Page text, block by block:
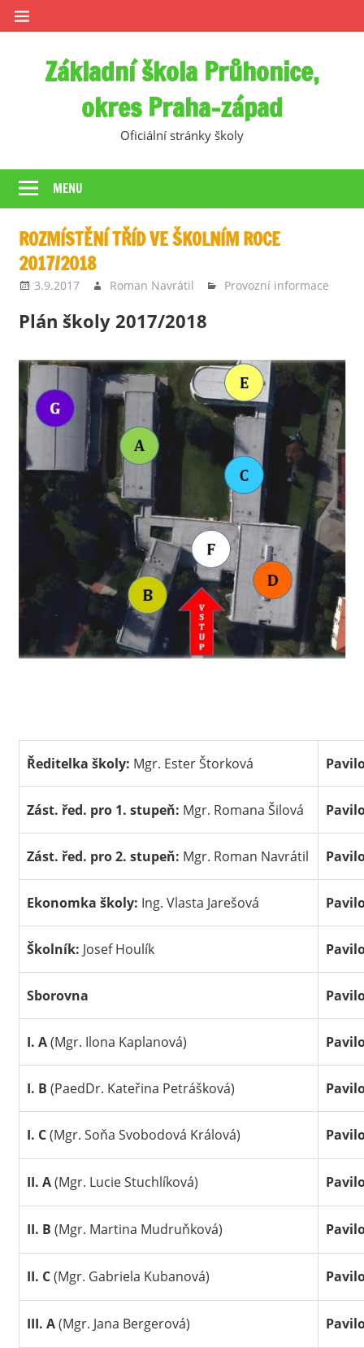
Skip
to
Základní škola Průhonice,
okres Praha-západ
Oficiální stránky školy
MENU
ROZMÍSTĚNÍ TŘÍD VE ŠKOLNÍM ROCE
2017/2018
3.9.2017 Roman Navrátil Provozní informace
Plán školy 2017/2018
Ředitelka školy: Mgr. Ester Štorková
Zást. řed. pro 1. stupeň: Mgr. Romana Šilová
Zást. řed. pro 2. stupeň: Mgr. Roman Navrátil
Ekonomka školy: Ing. Vlasta Jarešová
Školník: Josef Houlík
Sborovna
I. A(Mgr. Ilona Kaplanová)
I. B (PaedDr. Kateřina Petrášková)
I. C(Mgr. Soňa Svobodová Králová)
II. A(Mgr. Lucie Stuchlíková)
II. B (Mgr. Martina Mudruňková)
II. C(Mgr. Gabriela Kubanová)
III. A(Mgr. Jana Bergerová)